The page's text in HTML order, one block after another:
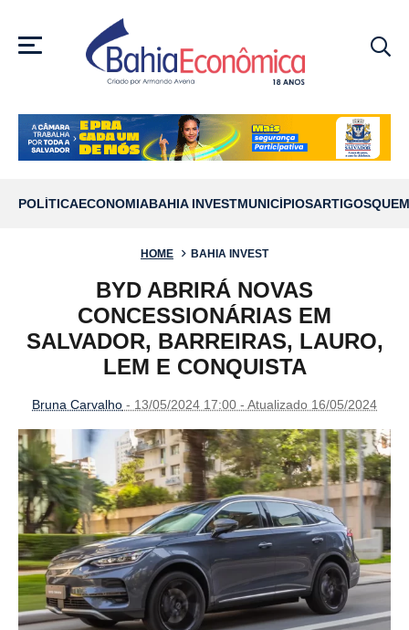
MENU
POLÍTICAECONOMIABAHIA INVESTMUNICÍPIOSARTIGOS
HOME BAHIA INVEST
BYD ABRIRÁ NOVAS
CONCESSIONÁRIAS EM
SALVADOR, BARREIRAS, LAURO,
LEM E CONQUISTA
Bruna Carvalho - 13/05/2024 17:00 - Atualizado 16/05/2024